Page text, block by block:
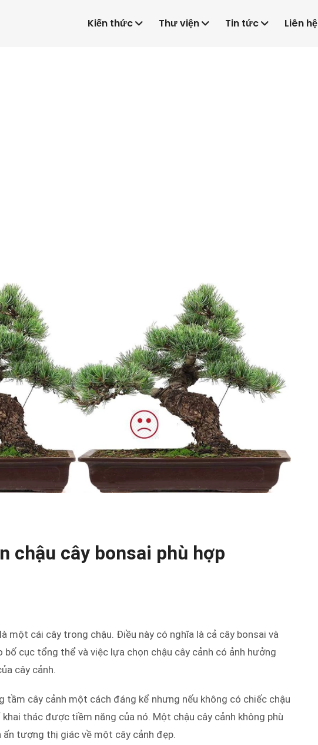
Kiến thức Thư viện Tin tức Liên hệ
chậu cây bonsai phù hợp
một cái cây trong chậu. Điều này có nghĩa là cả cây bonsai và
bố cục tổng thể và việc lựa chọn chậu cây cảnh có ảnh hưởng
cây cảnh.
tầm cây cảnh một cách đáng kể nhưng nếu không có chiếc chậu
khai thác được tiềm năng của nó. Một chậu cây cảnh không phù
tượng thị giác về một cây cảnh đẹp.